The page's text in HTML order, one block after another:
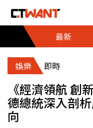
最新
娛樂 即時
《經濟領航
德總統深入剖
向